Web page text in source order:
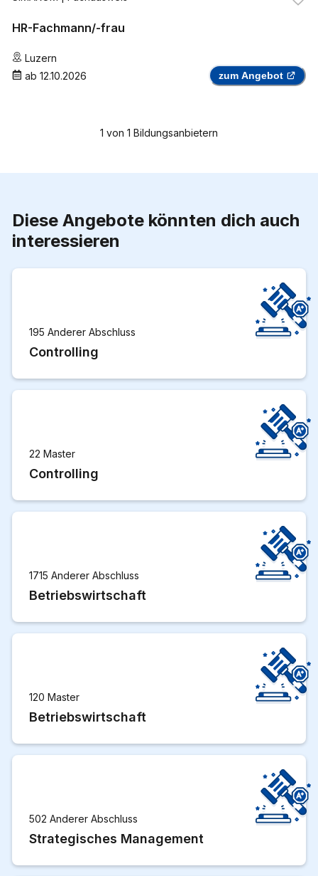
HR-Fachmann/-frau
Luzern
ab 12.10.2026 zum Angebot
1 von 1 Bildungsanbietern
Diese Angebote könnten dich auch
interessieren
195 Anderer Abschluss
Controlling
22 Master
Controlling
1715 Anderer Abschluss
Betriebswirtschaft
120 Master
Betriebswirtschaft
502 Anderer Abschluss
Strategisches Management